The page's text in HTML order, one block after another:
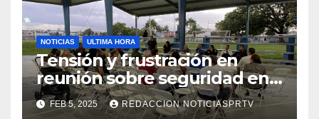
NOTICIAS ULTIMA HORA
Tensión y frustración en
reunión sobre seguridad en
Reparto Metropolitano
FEB 5, 2025 REDACCION NOTICIASPRTV